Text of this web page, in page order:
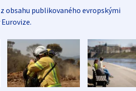
obsahu publikovaného evropskými